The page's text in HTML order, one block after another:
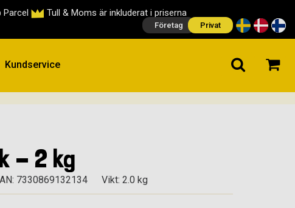
Parcel Tull & Moms är inkluderat i priserna
Företag Privat
Kundservice
- 2 kg
7330869132134 Vikt: 2.0 kg